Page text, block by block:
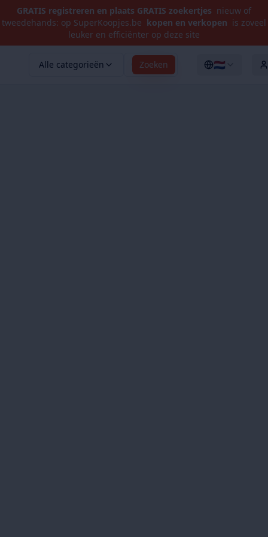
GRATIS registreren en plaats GRATIS zoekertjes nieuw of
tweedehands: op SuperKoopjes.be kopen en verkopen is zoveel
leuker en efficiënter op deze site
Alle categorieën Zoeken 🇳🇱